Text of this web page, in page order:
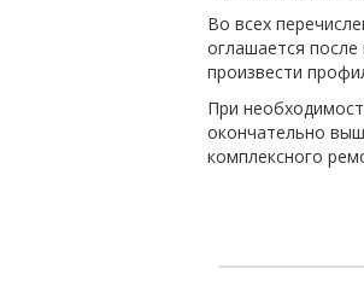
Во всех
оглашается после
произвести
При
окончательно
комплексного